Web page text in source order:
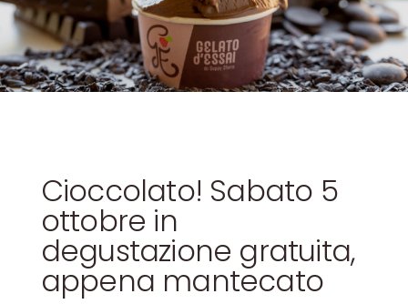
Cioccolato! Sabato 5
ottobre in
degustazione gratuita,
appena mantecato